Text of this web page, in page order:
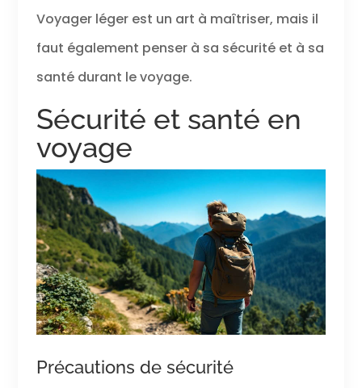
Voyager léger est un art à maîtriser, mais il
faut également penser à sa sécurité et à sa
santé durant le voyage.
Sécurité et santé en
voyage
Précautions de sécurité